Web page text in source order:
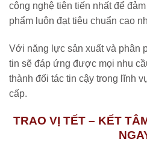
công nghệ tiên tiến nhất để
phẩm luôn đạt tiêu chuẩn cao
Với năng lực sản xuất và phân
tin sẽ đáp ứng được mọi nhu
thành đối tác tin cậy trong lĩnh
cấp.
TRAO VỊ TẾT – KẾT